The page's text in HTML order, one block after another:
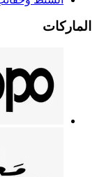
الماركات